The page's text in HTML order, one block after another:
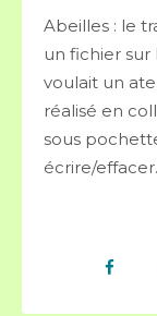
Abeilles : le
un fichier sur
voulait un
réalisé en
sous
écrire/